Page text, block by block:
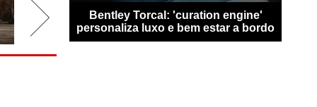
Qashqai
sem
Bentley Torcal: 'curation engine'
personaliza luxo e bem estar a bordo